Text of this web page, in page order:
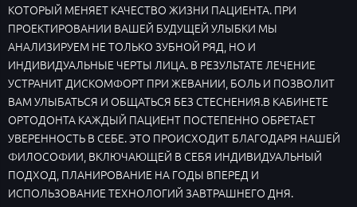
КОТОРЫЙ МЕНЯЕТ КАЧЕСТВО ЖИЗНИ ПАЦИЕНТА. ПРИ
ПРОЕКТИРОВАНИИ ВАШЕЙ БУДУЩЕЙ УЛЫБКИ МЫ
АНАЛИЗИРУЕМ НЕ ТОЛЬКО ЗУБНОЙ РЯД, НО И
ИНДИВИДУАЛЬНЫЕ ЧЕРТЫ ЛИЦА. В РЕЗУЛЬТАТЕ ЛЕЧЕНИЕ
УСТРАНИТ ДИСКОМФОРТ ПРИ ЖЕВАНИИ, БОЛЬ И ПОЗВОЛИТ
ВАМ УЛЫБАТЬСЯ И ОБЩАТЬСЯ БЕЗ СТЕСНЕНИЯ.В КАБИНЕТЕ
ОРТОДОНТА КАЖДЫЙ ПАЦИЕНТ ПОСТЕПЕННО ОБРЕТАЕТ
УВЕРЕННОСТЬ В СЕБЕ. ЭТО ПРОИСХОДИТ БЛАГОДАРЯ НАШЕЙ
ФИЛОСОФИИ, ВКЛЮЧАЮЩЕЙ В СЕБЯ ИНДИВИДУАЛЬНЫЙ
ПОДХОД, ПЛАНИРОВАНИЕ НА ГОДЫ ВПЕРЕД И
ИСПОЛЬЗОВАНИЕ ТЕХНОЛОГИЙ ЗАВТРАШНЕГО ДНЯ.